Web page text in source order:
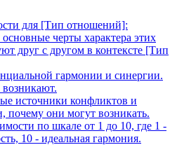
для [Тип отношений]:
черты характера этих
друг с другом в контексте [Тип
гармонии и синергии.
источники конфликтов и
почему они могут возникать.
по шкале от 1 до 10, где 1 -
10 - идеальная гармония.